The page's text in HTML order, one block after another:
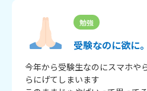
勉強
受験なのに欲に。
今年から受験生なのにスマホや
らにげてしまいます